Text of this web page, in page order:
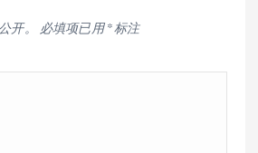
开。 必填项已用*标注